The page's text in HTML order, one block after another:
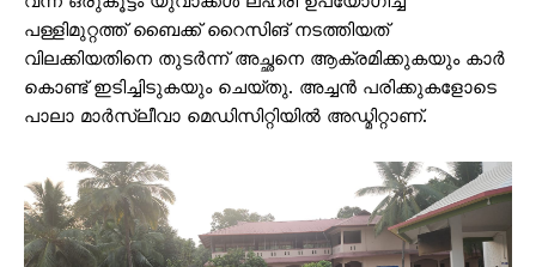
പള്ളിമുറ്റത്ത് ബൈക്ക് റൈസിങ് നടത്തിയത്
വിലക്കിയതിനെ തുടർന്ന് അച്ഛനെ ആക്രമിക്കുകയും കാർ
കൊണ്ട് ഇടിച്ചിടുകയും ചെയ്തു. അച്ചൻ പരിക്കുകളോടെ
പാലാ മാർസ്ലീവാ മെഡിസിറ്റിയിൽ അഡ്മിറ്റാണ്.